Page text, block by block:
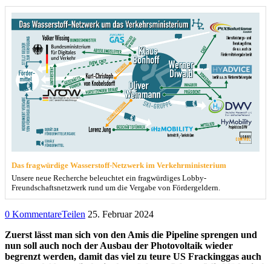
Das fragwürdige Wasserstoff-Netzwerk im Verkehrministerium
Unsere neue Recherche beleuchtet ein fragwürdiges Lobby-
Freundschaftsnetzwerk rund um die Vergabe von Fördergeldern.
0 KommentareTeilen 25. Februar 2024
Zuerst lässt man sich von den Amis die Pipeline sprengen und
nun soll auch noch der Ausbau der Photovoltaik wieder
begrenzt werden, damit das viel zu teure US Frackinggas auch